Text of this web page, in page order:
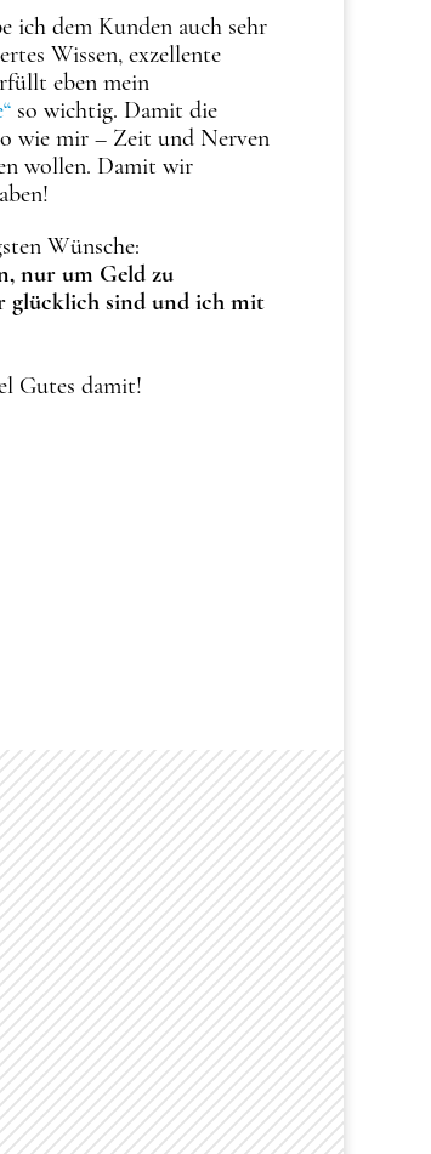
ich dem Kunden auch sehr
Wissen, exzellente
eben mein
so wichtig. Damit die
wie mir – Zeit und Nerven
wollen. Damit wir
Wünsche:
nur um Geld zu
glücklich sind und ich mit
Gutes damit!